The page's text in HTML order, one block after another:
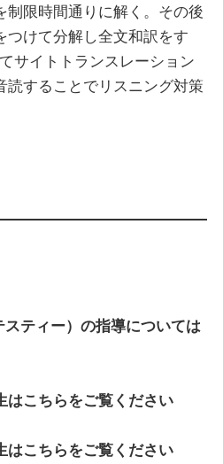
制限時間通りに解く。その後
つけて分解し全文和訳をす
サイトトランスレーション
読することでリスニング対策
スティー）の指導については
はこちらをご覧ください
はこちらをご覧ください